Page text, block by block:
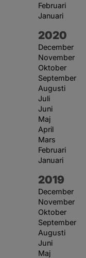
Februari
Januari
År:
2020
December
November
Oktober
September
Augusti
Juli
Juni
Maj
April
Mars
Februari
Januari
År:
2019
December
November
Oktober
September
Augusti
Juni
Maj